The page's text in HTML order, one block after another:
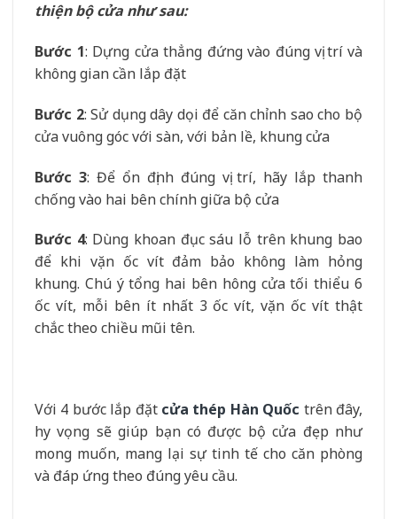
thiện bộ cửa như sau:
Bước 1: Dựng cửa thẳng đứng vào đúng vị trí và
không gian cần lắp đặt
Bước 2: Sử dụng dây dọi để căn chỉnh sao cho bộ
cửa vuông góc với sàn, với bản lề, khung cửa
Bước 3: Để ổn định đúng vị trí, hãy lắp thanh
chống vào hai bên chính giữa bộ cửa
Bước 4: Dùng khoan đục sáu lỗ trên khung bao
để khi vặn ốc vít đảm bảo không làm hỏng
khung. Chú ý tổng hai bên hông cửa tối thiểu 6
ốc vít, mỗi bên ít nhất 3 ốc vít, vặn ốc vít thật
chắc theo chiều mũi tên.
Với 4 bước lắp đặt cửa thép Hàn Quốc trên đây,
hy vọng sẽ giúp bạn có được bộ cửa đẹp như
mong muốn, mang lại sự tinh tế cho căn phòng
và đáp ứng theo đúng yêu cầu.